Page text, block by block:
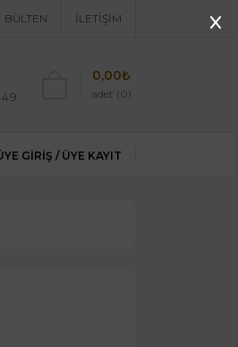
BÜLTEN İLETIŞIM
adet (0)
0,00₺
GIRIŞ /ÜYE KAYIT